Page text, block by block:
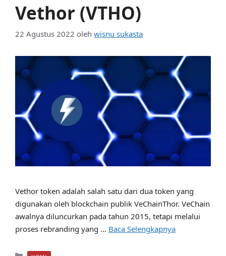
Vethor (VTHO)
22 Agustus 2022 oleh wisnu sukasta
Vethor token adalah salah satu dari dua token yang
digunakan oleh blockchain publik VeChainThor. VeChain
awalnya diluncurkan pada tahun 2015, tetapi melalui
proses rebranding yang … Baca Selengkapnya